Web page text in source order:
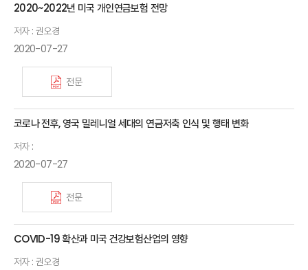
2020~2022년 미국 개인연금보험 전망
저자 : 권오경
2020-07-27
전문
코로나 전후, 영국 밀레니얼 세대의 연금저축 인식 및 행태 변화
저자 :
2020-07-27
전문
COVID-19 확산과 미국 건강보험산업의 영향
저자 : 권오경